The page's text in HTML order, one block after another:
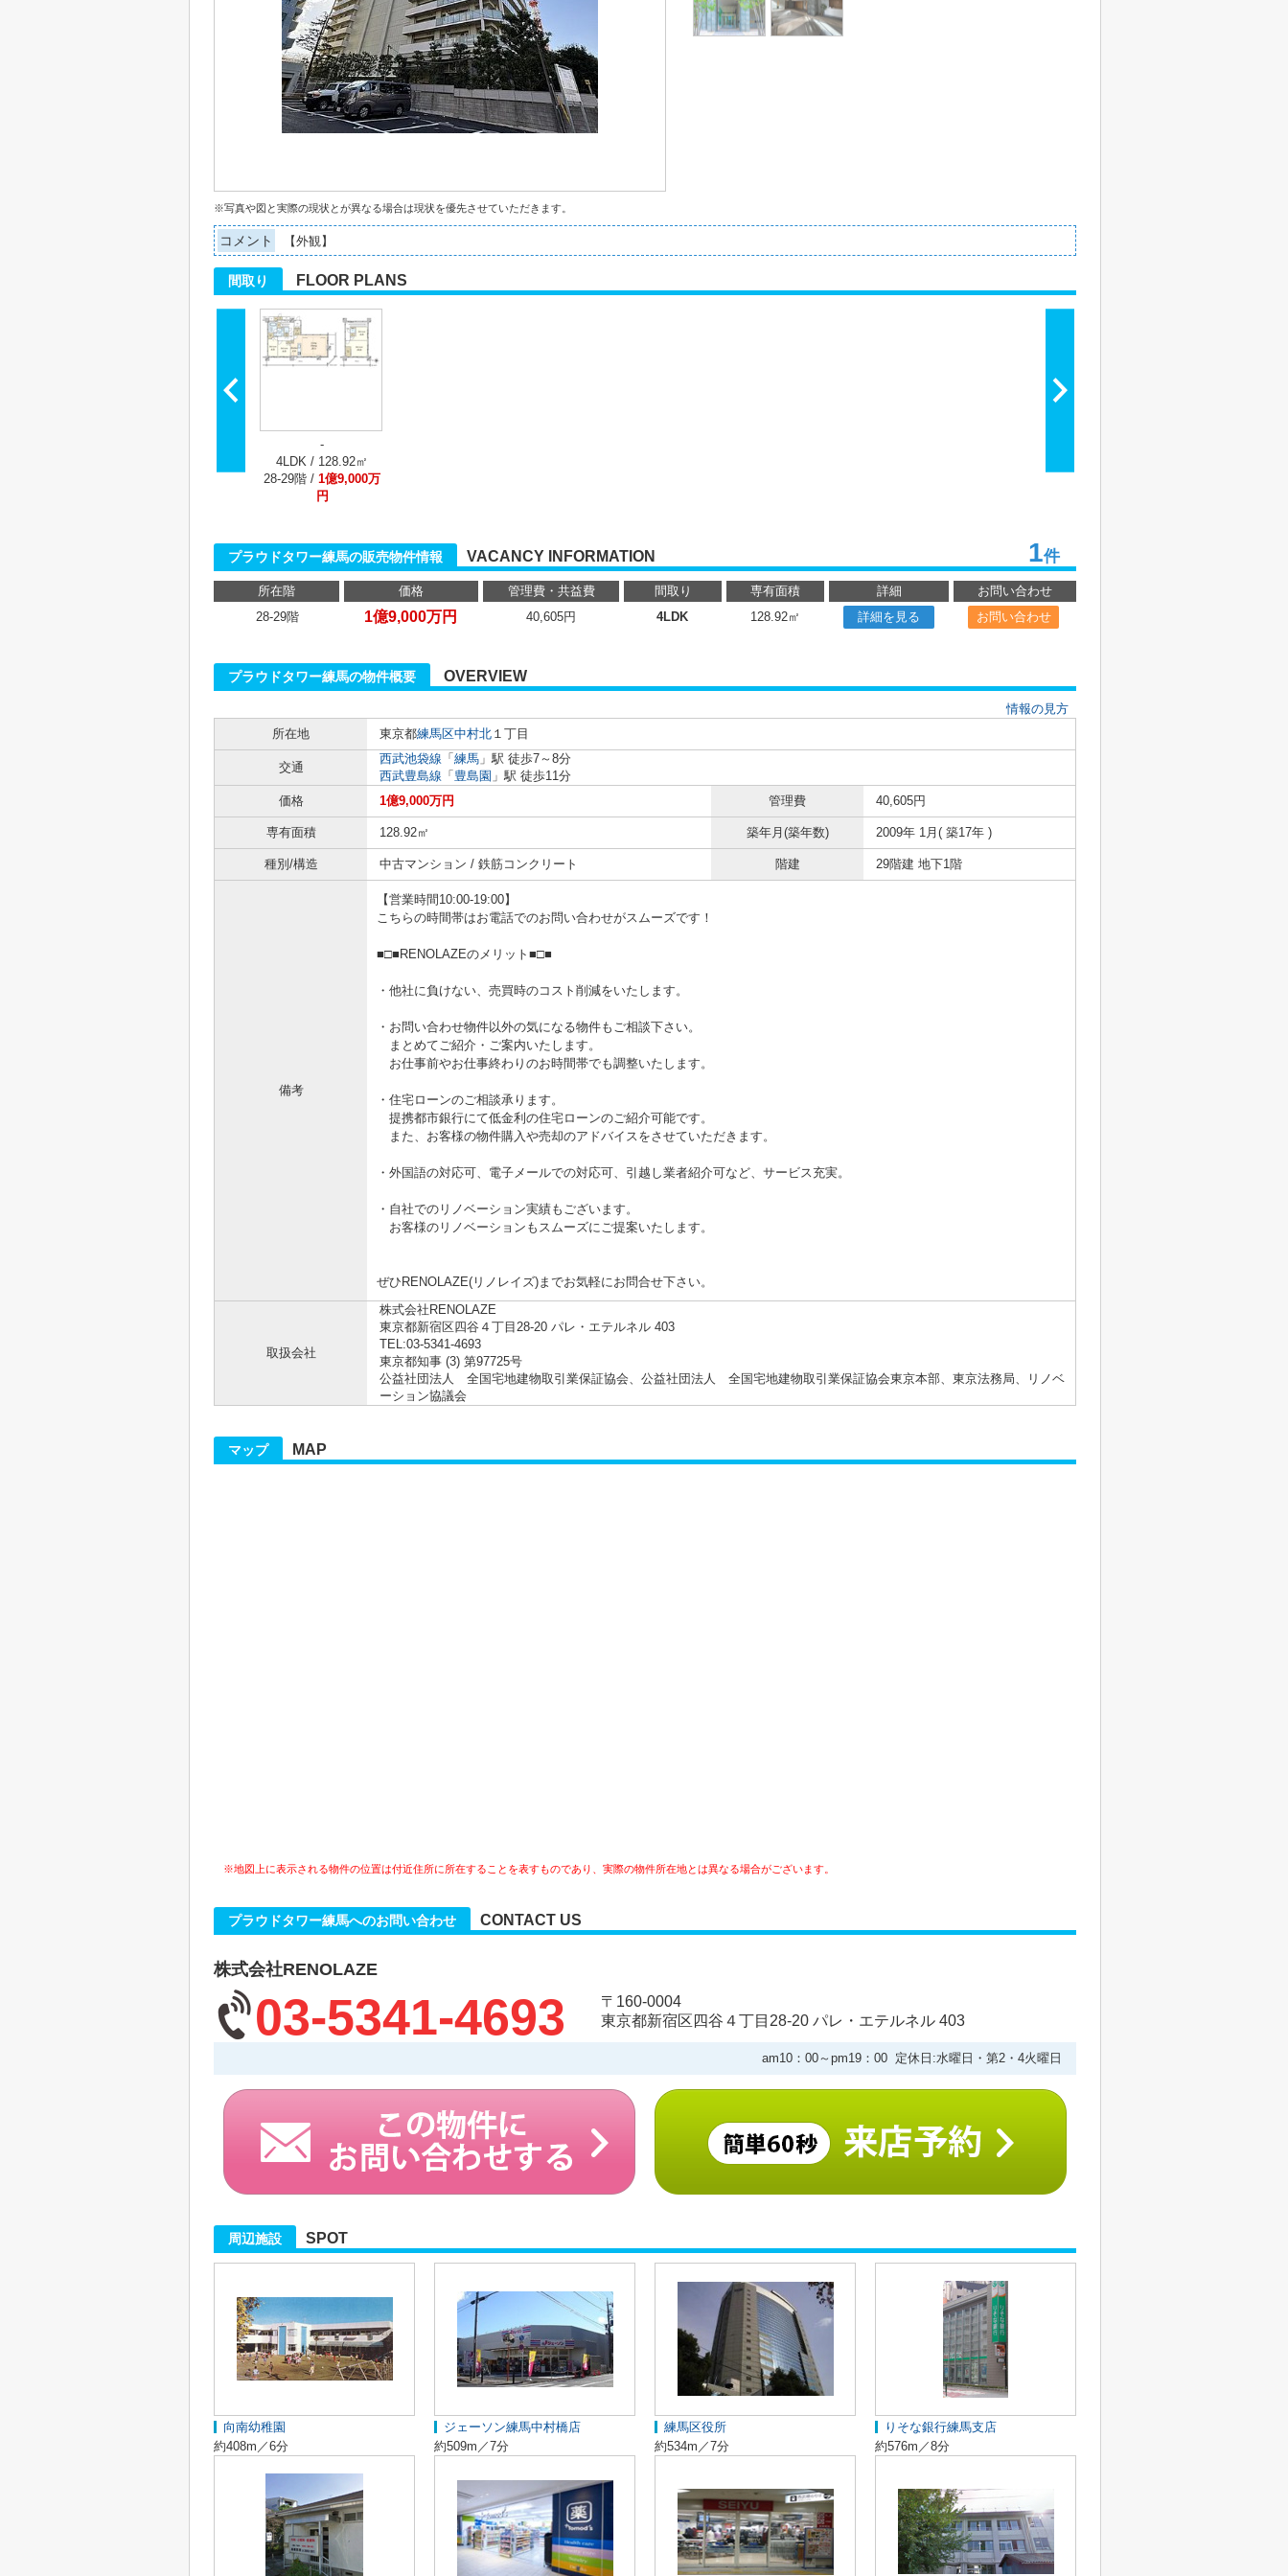
※写真や図と実際の現状とが異なる場合は現状を優先させていただきます。
コメント 【外観】
間取り FLOOR PLANS
-
4LDK / 128.92㎡
28‐29階 / 1億9,000万
円
プラウドタワー練馬の販売物件情報 VACANCY INFORMATION 1件
所在階 価格 管理費・共益費 間取り 専有面積 詳細
お問い合わせ
28‐29階
1億9,000万円 40,605円 4LDK 128.92㎡ 詳細を見る お問い合わせ
プラウドタワー練馬の物件概要 OVERVIEW
情報の見方
所在地
東京都練馬区中村北 １丁目
交通
西武池袋線 「 練馬 」駅 徒歩7～8分
西武豊島線 「 豊島園 」駅 徒歩11分
価格
1億9,000万円 管理費 40,605円
専有面積 128.92㎡ 築年月(築年数) 2009年 1月( 築17年 )
種別/構造 中古マンション / 鉄筋コンクリート 階建 29階建 地下1階
備考
【営業時間10:00-19:00】
こちらの時間帯はお電話でのお問い合わせがスムーズです！
■□■RENOLAZEのメリット■□■
・他社に負けない、売買時のコスト削減をいたします。
・お問い合わせ物件以外の気になる物件もご相談下さい。
まとめてご紹介・ご案内いたします。
お仕事前やお仕事終わりのお時間帯でも調整いたします。
・住宅ローンのご相談承ります。
提携都市銀行にて低金利の住宅ローンのご紹介可能です。
また、お客様の物件購入や売却のアドバイスをさせていただきます。
・外国語の対応可、電子メールでの対応可、引越し業者紹介可など、サービス充実。
・自社でのリノベーション実績もございます。
お客様のリノベーションもスムーズにご提案いたします。
ぜひRENOLAZE(リノレイズ)までお気軽にお問合せ下さい。
取扱会社
株式会社RENOLAZE
東京都新宿区四谷４丁目28-20 パレ・エテルネル 403
TEL:03-5341-4693
東京都知事 (3) 第97725号
公益社団法人 全国宅地建物取引業保証協会、公益社団法人 全国宅地建物取引業保証協会東京本部、東京法務局、リノベ
ーション協議会
マップ MAP
※地図上に表示される物件の位置は付近住所に所在することを表すものであり、実際の物件所在地とは異なる場合がございます。
プラウドタワー練馬へのお問い合わせ CONTACT US
株式会社RENOLAZE
03-5341-4693
〒160-0004
東京都新宿区四谷４丁目28-20 パレ・エテルネル 403
am10：00～pm19：00 定休日:水曜日・第2・4火曜日
周辺施設 SPOT
向南幼稚園
約408m／6分
ジェーソン練馬中村橋店
約509m／7分
練馬区役所
約534m／7分
りそな銀行練馬支店
約576m／8分